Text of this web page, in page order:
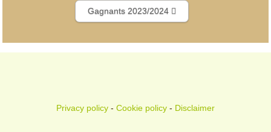
Gagnants 2023/2024
Privacy policy- Cookie policy- Disclaimer